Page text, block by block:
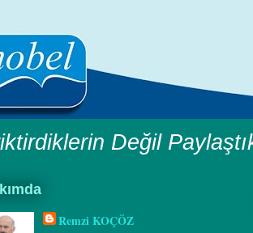
Değil
Remzi KOÇÖZ